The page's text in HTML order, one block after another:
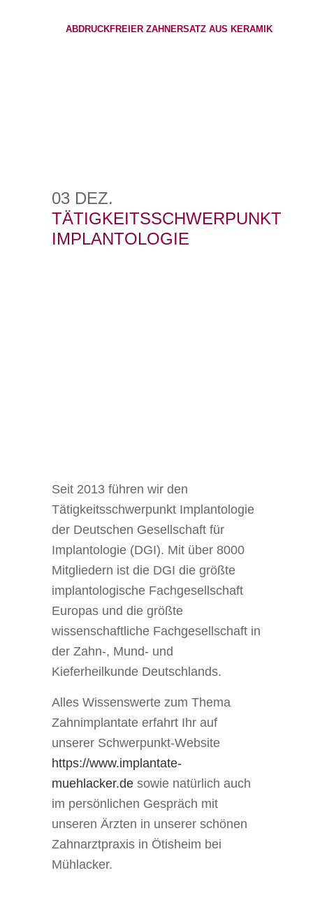
ABDRUCKFREIER ZAHNERSATZ AUS KERAMIK
03 DEZ.
TÄTIGKEITSSCHWERPUNKT
IMPLANTOLOGIE
Seit 2013 führen wir den
Tätigkeitsschwerpunkt Implantologie
der Deutschen Gesellschaft für
Implantologie (DGI). Mit über 8000
Mitgliedern ist die DGI die größte
implantologische Fachgesellschaft
Europas und die größte
wissenschaftliche Fachgesellschaft in
der Zahn-, Mund- und
Kieferheilkunde Deutschlands.
Alles Wissenswerte zum Thema
Zahnimplantate erfahrt Ihr auf
unserer Schwerpunkt-Website
https://www.implantate-
muehlacker.de sowie natürlich auch
im persönlichen Gespräch mit
unseren Ärzten in unserer schönen
Zahnarztpraxis in Ötisheim bei
Mühlacker.